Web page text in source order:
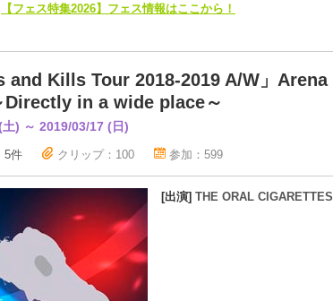
【フェス特集2026】フェス情報はここから！
and Kills Tour 2018-2019 A/W」Arena
Directly in a wide place～
) ～ 2019/03/17 (日)
5件 クリップ：100 参加：599
[出演] THE ORAL CIGARETTES